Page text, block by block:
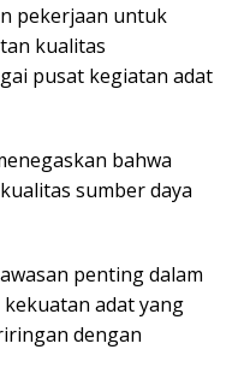
pekerjaan untuk
kualitas
pusat kegiatan adat
bahwa
sumber daya
penting dalam
adat yang
dengan